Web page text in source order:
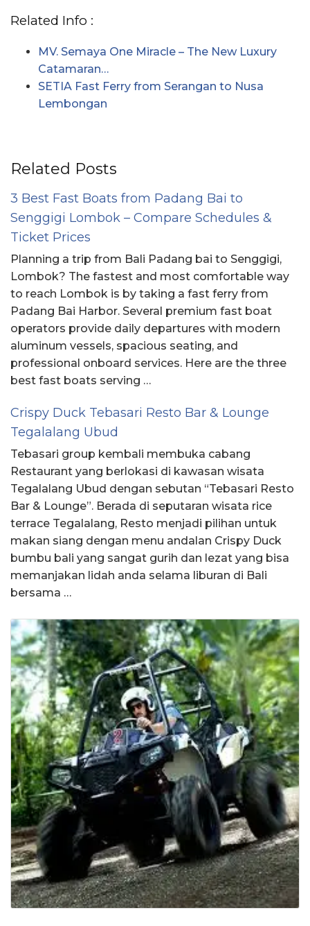
Related Info :
MV. Semaya One Miracle – The New Luxury
Catamaran…
SETIA Fast Ferry from Serangan to Nusa
Lembongan
Related Posts
3 Best Fast Boats from Padang Bai to
Senggigi Lombok – Compare Schedules &
Ticket Prices
Planning a trip from Bali Padang bai to Senggigi,
Lombok? The fastest and most comfortable way
to reach Lombok is by taking a fast ferry from
Padang Bai Harbor. Several premium fast boat
operators provide daily departures with modern
aluminum vessels, spacious seating, and
professional onboard services. Here are the three
best fast boats serving …
Crispy Duck Tebasari Resto Bar & Lounge
Tegalalang Ubud
Tebasari group kembali membuka cabang
Restaurant yang berlokasi di kawasan wisata
Tegalalang Ubud dengan sebutan “Tebasari Resto
Bar & Lounge”. Berada di seputaran wisata rice
terrace Tegalalang, Resto menjadi pilihan untuk
makan siang dengan menu andalan Crispy Duck
bumbu bali yang sangat gurih dan lezat yang bisa
memanjakan lidah anda selama liburan di Bali
bersama …